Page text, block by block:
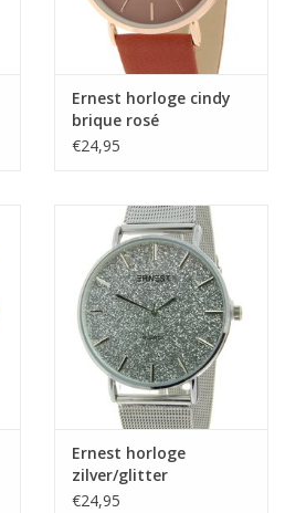
Ernest horloge cindy
brique rosé
€24,95
Ernest horloge
zilver/glitter
€24,95